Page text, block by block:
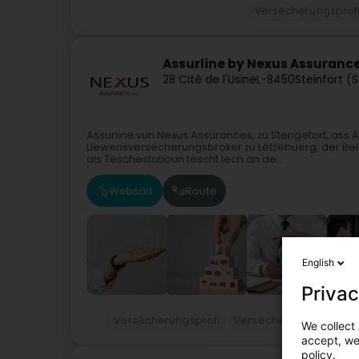
Assurline by Nexus
28 Cité de l'UsineL-8450Steinfort
Assurline vun Nexus Assurances, zu Stengefort,
Liewensversécherungsbroker zu Lëtzebuerg, der
als Tëschestatioun tëscht Iech an de...
Websäit Route
Versécherungscourtier
English
We
accept,
policy.